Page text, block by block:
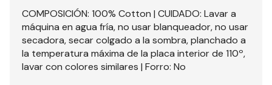
COMPOSICIÓN: 100% Cotton | CUIDADO: Lavar a
máquina en agua fría, no usar blanqueador, no usar
secadora, secar colgado a la sombra, planchado a
la temperatura máxima de la placa interior de 110º,
lavar con colores similares | Forro: No